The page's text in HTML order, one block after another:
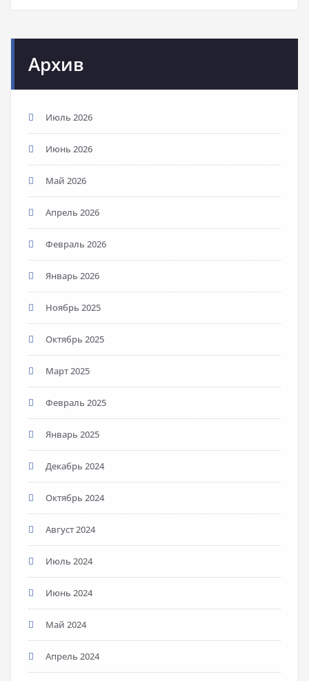
Архив
Июль 2026
Июнь 2026
Май 2026
Апрель 2026
Февраль 2026
Январь 2026
Ноябрь 2025
Октябрь 2025
Март 2025
Февраль 2025
Январь 2025
Декабрь 2024
Октябрь 2024
Август 2024
Июль 2024
Июнь 2024
Май 2024
Апрель 2024